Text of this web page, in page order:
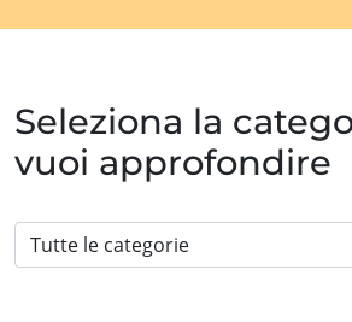
Seleziona la
vuoi approfondire